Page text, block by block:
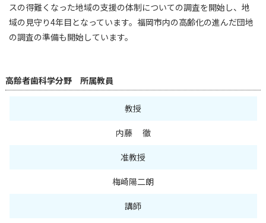
スの得難くなった地域の支援の体制についての調査を開始し、地
域の見守り4年目となっています。福岡市内の高齢化の進んだ団地
の調査の準備も開始しています。
高齢者歯科学分野 所属教員
教授
内藤 徹
准教授
梅崎陽二朗
講師